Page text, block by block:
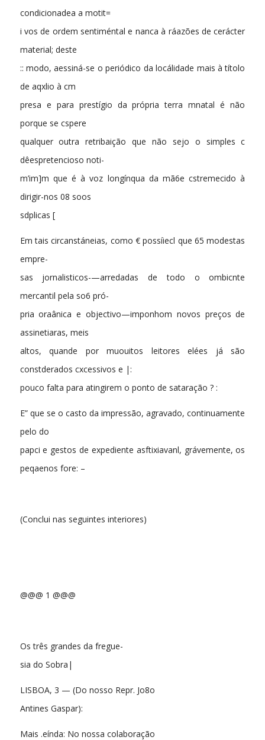
condicionadea a motit=
i vos de ordem sentiméntal e nanca à ráazões de cerácter
material; deste
:: modo, aessiná-se o periódico da locálidade mais à títolo
de aqxlio à cm
presa e para prestígio da própria terra mnatal é não
porque se cspere
qualquer outra retribaição que não sejo o simples c
dêespretencioso noti-
m’im]m que é à voz longínqua da mã6e cstremecido à
dirigir-nos 08 soos
sdplicas [
Em tais circanstáneias, como € possíiecl que 65 modestas
empre-
sas jornalisticos-—arredadas de todo o ombicnte
mercantil pela so6 pró-
pria oraânica e objectivo—imponhom novos preços de
assinetiaras, meis
altos, quande por muouitos leitores elées já são
constderados cxcessivos e |:
pouco falta para atingirem o ponto de sataração ? :
E” que se o casto da impressão, agravado, continuamente
pelo do
papci e gestos de expediente asftixiavanl, grávemente, os
peqaenos fore: –
(Conclui nas seguintes interiores)
@@@ 1 @@@
Os três grandes da fregue-
sia do Sobra|
LISBOA, 3 — (Do nosso Repr. Jo8o
Antines Gaspar):
Mais .eínda: No nossa colaboração